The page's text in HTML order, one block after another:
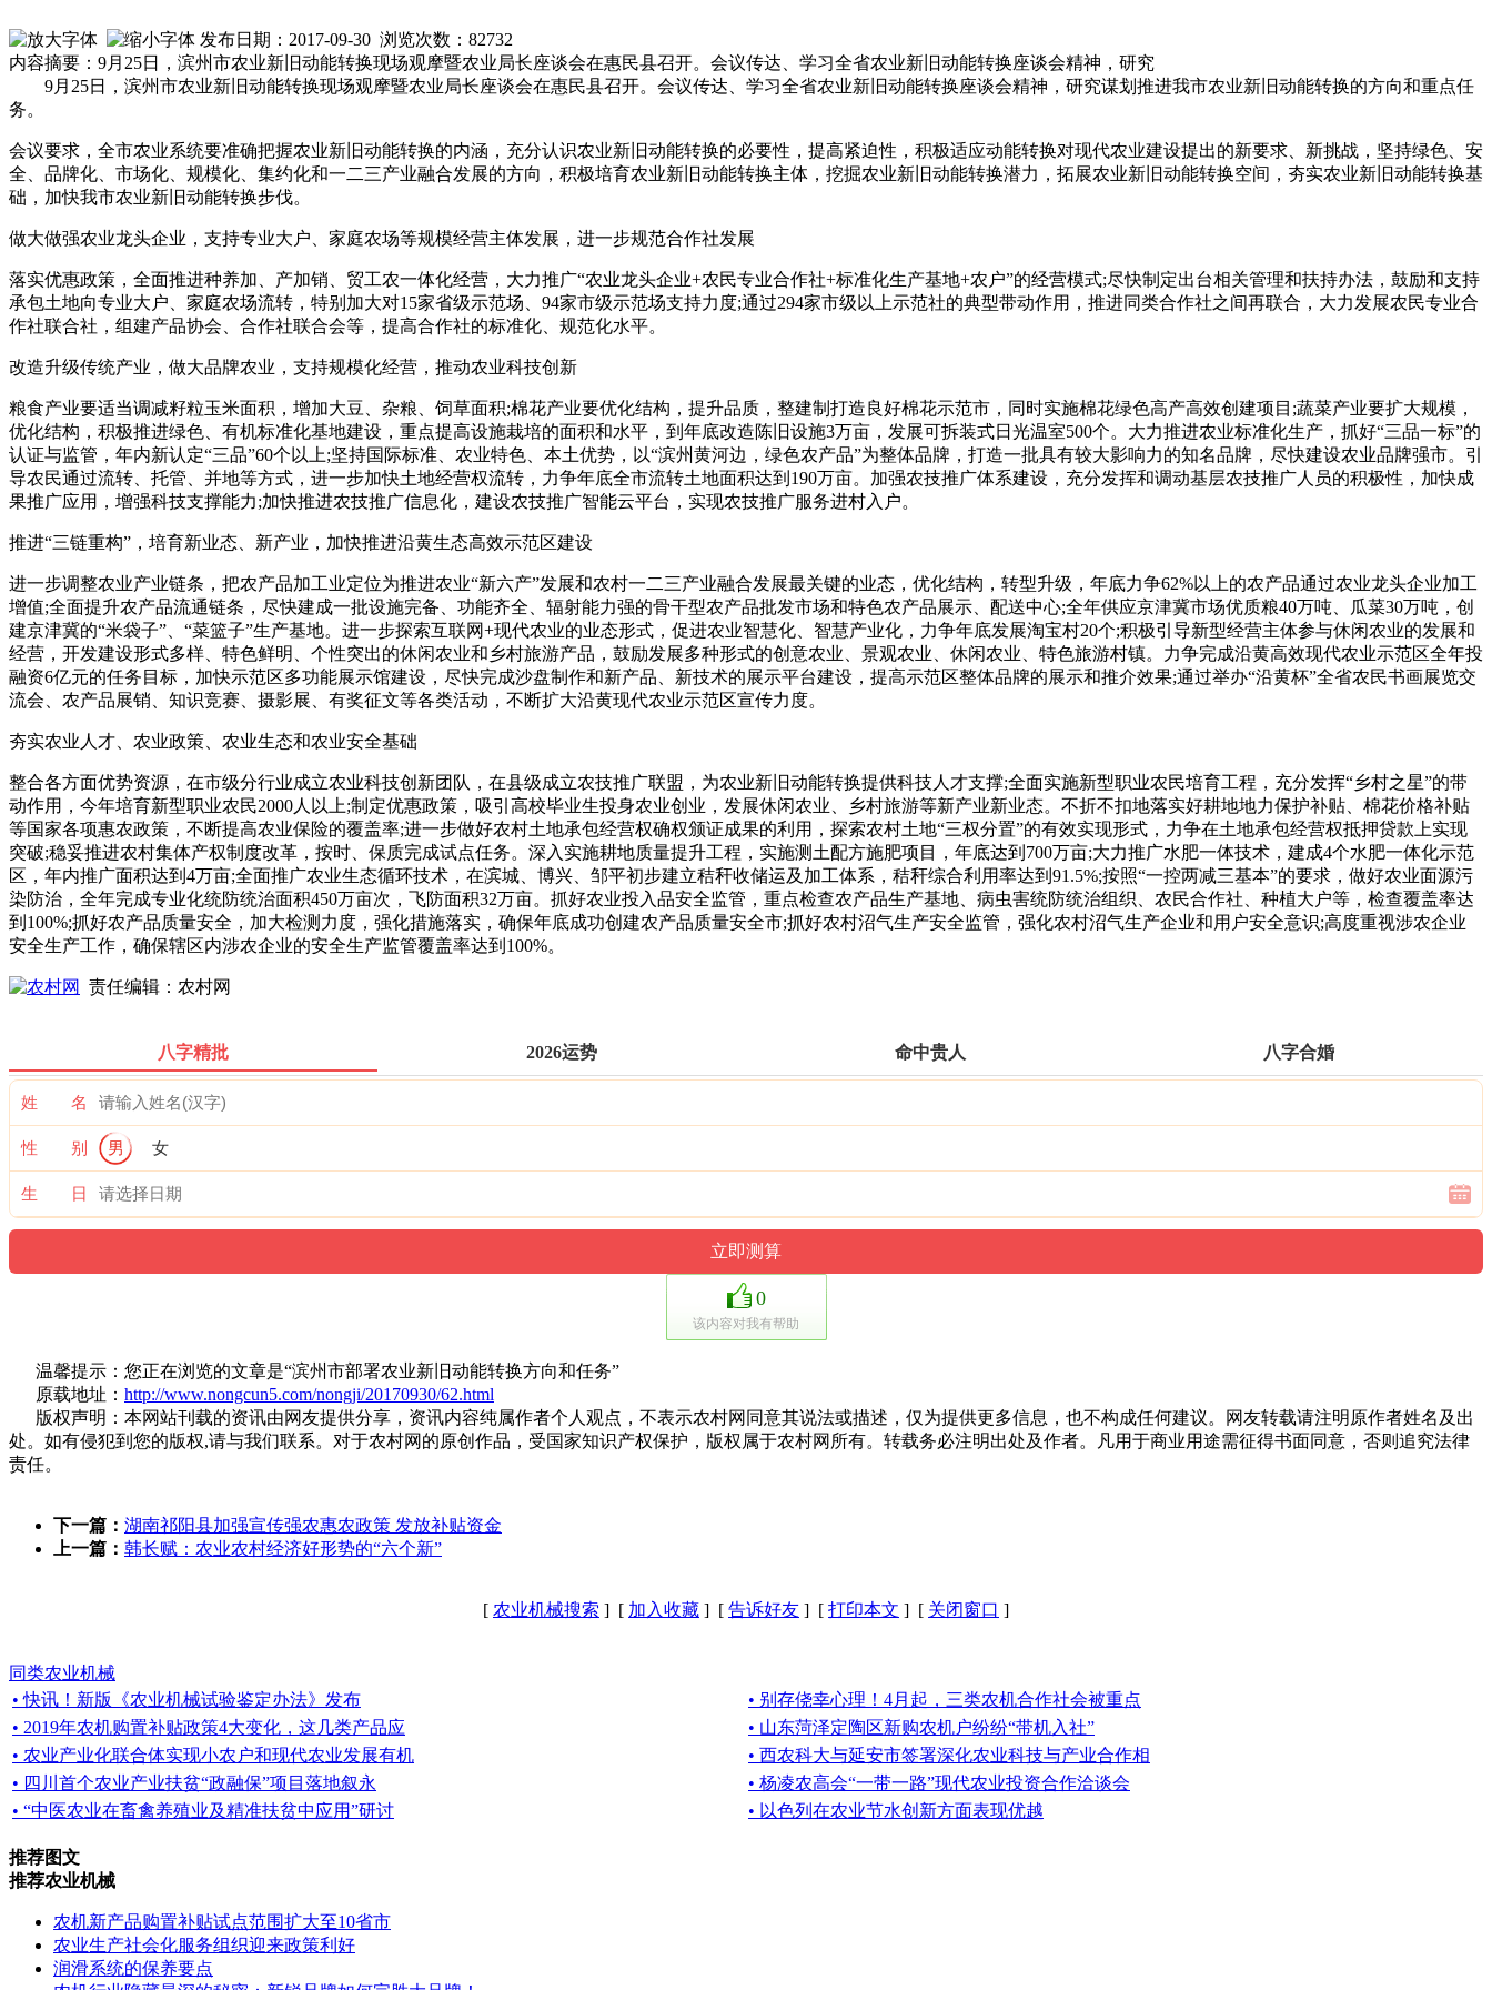
发布日期：2017-09-30 浏览次数： 82732
内容摘要：9月25日，滨州市农业新旧动能转换现场观摩暨农业局长座谈会在惠民县召开。会议传达、学习全省农业新旧动能转换座谈会精神，研究
9月25日，滨州市农业新旧动能转换现场观摩暨农业局长座谈会在惠民县召开。会议传达、学习全省农业新旧动能转换座谈会精神，研究谋划推进我市农业新旧动能转换的方向和重点任
务。
会议要求，全市农业系统要准确把握农业新旧动能转换的内涵，充分认识农业新旧动能转换的必要性，提高紧迫性，积极适应动能转换对现代农业建设提出的新要求、新挑战，坚持绿色、安
全、品牌化、市场化、规模化、集约化和一二三产业融合发展的方向，积极培育农业新旧动能转换主体，挖掘农业新旧动能转换潜力，拓展农业新旧动能转换空间，夯实农业新旧动能转换基
础，加快我市农业新旧动能转换步伐。
做大做强农业龙头企业，支持专业大户、家庭农场等规模经营主体发展，进一步规范合作社发展
落实优惠政策，全面推进种养加、产加销、贸工农一体化经营，大力推广“农业龙头企业+农民专业合作社+标准化生产基地+农户”的经营模式;尽快制定出台相关管理和扶持办法，鼓励和支持
承包土地向专业大户、家庭农场流转，特别加大对15家省级示范场、94家市级示范场支持力度;通过294家市级以上示范社的典型带动作用，推进同类合作社之间再联合，大力发展农民专业合
作社联合社，组建产品协会、合作社联合会等，提高合作社的标准化、规范化水平。
改造升级传统产业，做大品牌农业，支持规模化经营，推动农业科技创新
粮食产业要适当调减籽粒玉米面积，增加大豆、杂粮、饲草面积;棉花产业要优化结构，提升品质，整建制打造良好棉花示范市，同时实施棉花绿色高产高效创建项目;蔬菜产业要扩大规模，
优化结构，积极推进绿色、有机标准化基地建设，重点提高设施栽培的面积和水平，到年底改造陈旧设施3万亩，发展可拆装式日光温室500个。大力推进农业标准化生产，抓好“三品一标”的
认证与监管，年内新认定“三品”60个以上;坚持国际标准、农业特色、本土优势，以“滨州黄河边，绿色农产品”为整体品牌，打造一批具有较大影响力的知名品牌，尽快建设农业品牌强市。引
导农民通过流转、托管、并地等方式，进一步加快土地经营权流转，力争年底全市流转土地面积达到190万亩。加强农技推广体系建设，充分发挥和调动基层农技推广人员的积极性，加快成
果推广应用，增强科技支撑能力;加快推进农技推广信息化，建设农技推广智能云平台，实现农技推广服务进村入户。
推进“三链重构”，培育新业态、新产业，加快推进沿黄生态高效示范区建设
进一步调整农业产业链条，把农产品加工业定位为推进农业“新六产”发展和农村一二三产业融合发展最关键的业态，优化结构，转型升级，年底力争62%以上的农产品通过农业龙头企业加工
增值;全面提升农产品流通链条，尽快建成一批设施完备、功能齐全、辐射能力强的骨干型农产品批发市场和特色农产品展示、配送中心;全年供应京津冀市场优质粮40万吨、瓜菜30万吨，创
建京津冀的“米袋子”、“菜篮子”生产基地。进一步探索互联网+现代农业的业态形式，促进农业智慧化、智慧产业化，力争年底发展淘宝村20个;积极引导新型经营主体参与休闲农业的发展和
经营，开发建设形式多样、特色鲜明、个性突出的休闲农业和乡村旅游产品，鼓励发展多种形式的创意农业、景观农业、休闲农业、特色旅游村镇。力争完成沿黄高效现代农业示范区全年投
融资6亿元的任务目标，加快示范区多功能展示馆建设，尽快完成沙盘制作和新产品、新技术的展示平台建设，提高示范区整体品牌的展示和推介效果;通过举办“沿黄杯”全省农民书画展览交
流会、农产品展销、知识竞赛、摄影展、有奖征文等各类活动，不断扩大沿黄现代农业示范区宣传力度。
夯实农业人才、农业政策、农业生态和农业安全基础
整合各方面优势资源，在市级分行业成立农业科技创新团队，在县级成立农技推广联盟，为农业新旧动能转换提供科技人才支撑;全面实施新型职业农民培育工程，充分发挥“乡村之星”的带
动作用，今年培育新型职业农民2000人以上;制定优惠政策，吸引高校毕业生投身农业创业，发展休闲农业、乡村旅游等新产业新业态。不折不扣地落实好耕地地力保护补贴、棉花价格补贴
等国家各项惠农政策，不断提高农业保险的覆盖率;进一步做好农村土地承包经营权确权颁证成果的利用，探索农村土地“三权分置”的有效实现形式，力争在土地承包经营权抵押贷款上实现
突破;稳妥推进农村集体产权制度改革，按时、保质完成试点任务。深入实施耕地质量提升工程，实施测土配方施肥项目，年底达到700万亩;大力推广水肥一体技术，建成4个水肥一体化示范
区，年内推广面积达到4万亩;全面推广农业生态循环技术，在滨城、博兴、邹平初步建立秸秆收储运及加工体系，秸秆综合利用率达到91.5%;按照“一控两减三基本”的要求，做好农业面源污
染防治，全年完成专业化统防统治面积450万亩次，飞防面积32万亩。抓好农业投入品安全监管，重点检查农产品生产基地、病虫害统防统治组织、农民合作社、种植大户等，检查覆盖率达
到100%;抓好农产品质量安全，加大检测力度，强化措施落实，确保年底成功创建农产品质量安全市;抓好农村沼气生产安全监管，强化农村沼气生产企业和用户安全意识;高度重视涉农企业
安全生产工作，确保辖区内涉农企业的安全生产监管覆盖率达到100%。
责任编辑：农村网
八字精批 2026运势 命中贵人 八字合婚
姓 名
性 别 男 女
生 日
0
该内容对我有帮助
温馨提示：您正在浏览的文章是“滨州市部署农业新旧动能转换方向和任务”
原载地址： http://www.nongcun5.com/nongji/20170930/62.html
版权声明：本网站刊载的资讯由网友提供分享，资讯内容纯属作者个人观点，不表示农村网同意其说法或描述，仅为提供更多信息，也不构成任何建议。网友转载请注明原作者姓名及出
处。如有侵犯到您的版权,请与我们联系。对于农村网的原创作品，受国家知识产权保护，版权属于农村网所有。转载务必注明出处及作者。凡用于商业用途需征得书面同意，否则追究法律
责任。
下一篇： 湖南祁阳县加强宣传强农惠农政策 发放补贴资金
上一篇： 韩长赋：农业农村经济好形势的“六个新”
[ 农业机械搜索 ] [ 加入收藏 ] [ 告诉好友 ] [ 打印本文 ] [ 关闭窗口 ]
同类农业机械
• 快讯！新版《农业机械试验鉴定办法》发布
• 别存侥幸心理！4月起，三类农机合作社会被重点
• 2019年农机购置补贴政策4大变化，这几类产品应
• 山东菏泽定陶区新购农机户纷纷“带机入社”
• 农业产业化联合体实现小农户和现代农业发展有机
• 西农科大与延安市签署深化农业科技与产业合作相
• 四川首个农业产业扶贫“政融保”项目落地叙永
• 杨凌农高会“一带一路”现代农业投资合作洽谈会
• “中医农业在畜禽养殖业及精准扶贫中应用”研讨
• 以色列在农业节水创新方面表现优越
推荐图文
推荐农业机械
农机新产品购置补贴试点范围扩大至10省市
农业生产社会化服务组织迎来政策利好
润滑系统的保养要点